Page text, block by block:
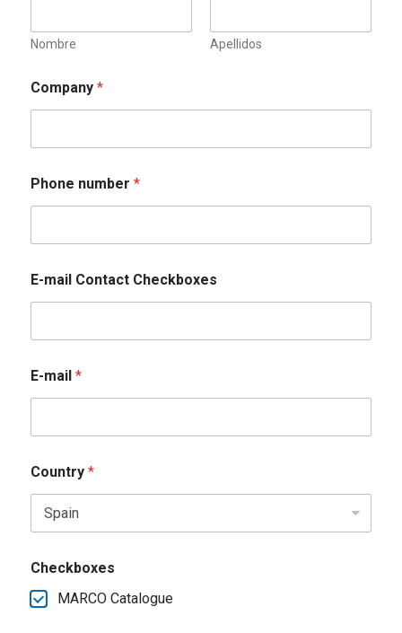
Nombre Apellidos
Company *
Phone number *
E-mail Contact Checkboxes
E-mail *
Country *
Checkboxes
MARCO Catalogue